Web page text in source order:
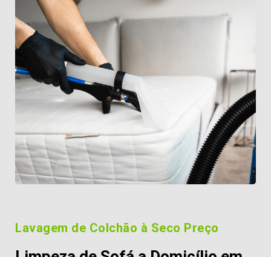
Lavagem de Colchão à Seco Preço